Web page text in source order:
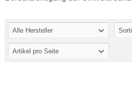
Alle Hersteller
Artikel pro Seite